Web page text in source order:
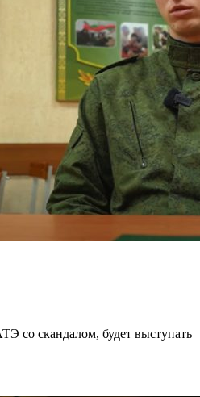
со скандалом, будет выступать